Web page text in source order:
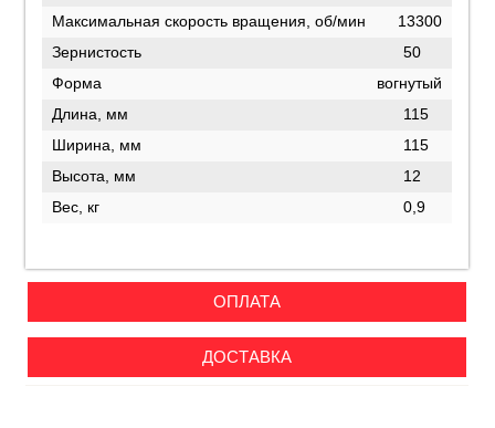
Максимальная скорость вращения, об/мин
13300
Зернистость
50
Форма
вогнутый
Длина, мм
115
Ширина, мм
115
Высота, мм
12
Вес, кг
0,9
ОПЛАТА
ДОСТАВКА